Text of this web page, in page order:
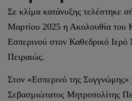
Σε κλίμα κατάνυξης τελέστηκε
Μαρτίου 2025 η Ακολουθία του
Εσπερινού στον Καθεδρικό Ιερό
Πειραιώς.
Στον «Εσπερινό της
Σεβασμιώτατος Μητροπολίτης